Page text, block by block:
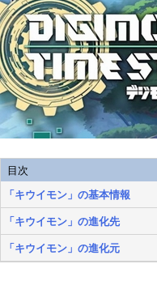
目次
「キウイモン」の基本情報
「キウイモン」の進化先
「キウイモン」の進化元